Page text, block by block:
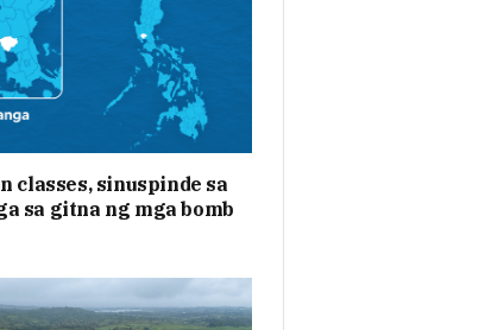
classes, sinuspinde sa
sa gitna ng mga bomb